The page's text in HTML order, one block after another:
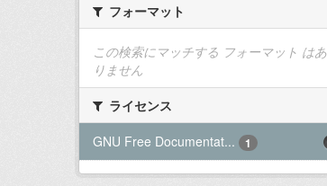
フォーマット
この検索にマッチする フォーマット はあ
りません
ライセンス
GNU Free Documentat...
1